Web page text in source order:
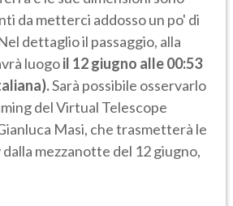
da metterci addosso un po' di
dettaglio il passaggio, alla
luogoil 12 giugno alle 00:53
Sarà possibile osservarlo
del Virtual Telescope
Masi, che trasmetterà le
mezzanotte del 12 giugno,